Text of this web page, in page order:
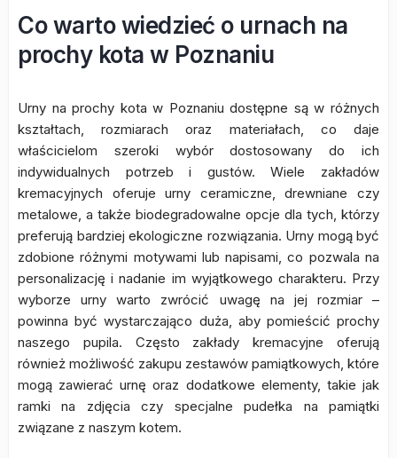
Co warto wiedzieć o urnach na
prochy kota w Poznaniu
Urny na prochy kota w Poznaniu dostępne są w różnych
kształtach, rozmiarach oraz materiałach, co daje
właścicielom szeroki wybór dostosowany do ich
indywidualnych potrzeb i gustów. Wiele zakładów
kremacyjnych oferuje urny ceramiczne, drewniane czy
metalowe, a także biodegradowalne opcje dla tych, którzy
preferują bardziej ekologiczne rozwiązania. Urny mogą być
zdobione różnymi motywami lub napisami, co pozwala na
personalizację i nadanie im wyjątkowego charakteru. Przy
wyborze urny warto zwrócić uwagę na jej rozmiar –
powinna być wystarczająco duża, aby pomieścić prochy
naszego pupila. Często zakłady kremacyjne oferują
również możliwość zakupu zestawów pamiątkowych, które
mogą zawierać urnę oraz dodatkowe elementy, takie jak
ramki na zdjęcia czy specjalne pudełka na pamiątki
związane z naszym kotem.